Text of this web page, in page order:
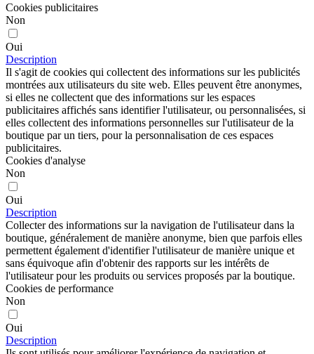
Cookies publicitaires
Non
Oui
Description
Il s'agit de cookies qui collectent des informations sur les publicités
montrées aux utilisateurs du site web. Elles peuvent être anonymes,
si elles ne collectent que des informations sur les espaces
publicitaires affichés sans identifier l'utilisateur, ou personnalisées, si
elles collectent des informations personnelles sur l'utilisateur de la
boutique par un tiers, pour la personnalisation de ces espaces
publicitaires.
Cookies d'analyse
Non
Oui
Description
Collecter des informations sur la navigation de l'utilisateur dans la
boutique, généralement de manière anonyme, bien que parfois elles
permettent également d'identifier l'utilisateur de manière unique et
sans équivoque afin d'obtenir des rapports sur les intérêts de
l'utilisateur pour les produits ou services proposés par la boutique.
Cookies de performance
Non
Oui
Description